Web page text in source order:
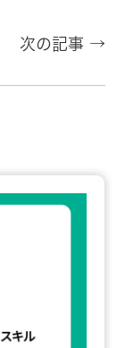
次の記事 →